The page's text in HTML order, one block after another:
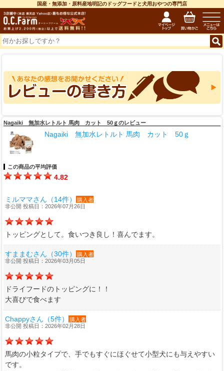
国産・無添加・原料産地明記のドッグフードと犬用おやつの専門店
Nagaiki 無加水レトルト 馬肉 カット 50ｇのレビュー
Nagaiki 無加水レトルト 馬肉 カット 50ｇ
この商品の平均評価
4.82
ミルママさん（14件）
購入者
非公開 投稿日：2026年07月26日
トッピングとして。食いつき良し！喜んでます。
すままむさん（30件）
購入者
非公開 投稿日：2026年03月05日
ドライフードのトッピングに！！
大喜びで食べます
Chappyさん（5件）
購入者
非公開 投稿日：2026年02月28日
馬肉の小粒タイプで、手でもすぐにほぐせて小型犬にも与えやすい
です。